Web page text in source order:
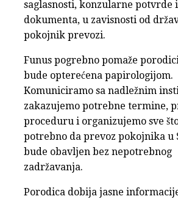
saglasnosti, konzularne potvrde
dokumenta, u zavisnosti od
pokojnik prevozi.
Funus pogrebno pomaže
bude opterećena papirologijom.
Komuniciramo sa nadležnim
zakazujemo potrebne termine,
proceduru i organizujemo sve
potrebno da prevoz pokojnika u
bude obavljen bez nepotrebnog
zadržavanja.
Porodica dobija jasne